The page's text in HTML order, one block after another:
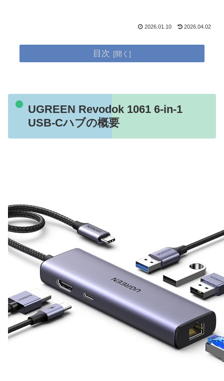
2026.01.10 2026.04.02
目次
UGREEN Revodok 1061 6-in-1
USB-Cハブの概要